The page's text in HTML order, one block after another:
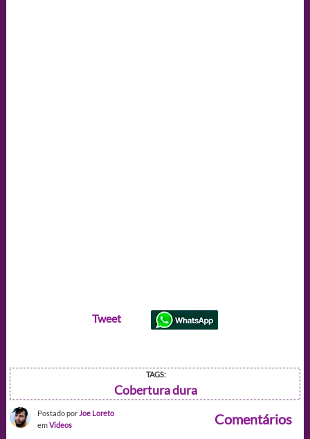
Tweet
TAGS:
Cobertura dura
Postado por Joe Loreto
emVideos Comentários